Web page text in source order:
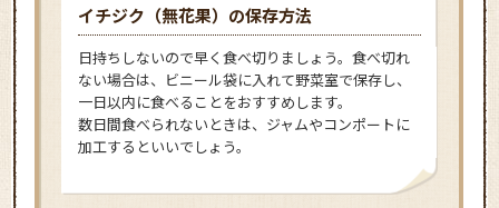
イチジク（無花果）の保存方法
日持ちしないので早く食べ切りましょう。食べ切れ
ない場合は、ビニール袋に入れて野菜室で保存し、
一日以内に食べることをおすすめします。
数日間食べられないときは、ジャムやコンポートに
加工するといいでしょう。